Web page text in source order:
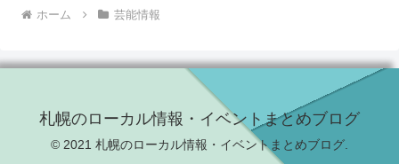
ホーム 芸能情報
札幌のローカル情報・イベントまとめブログ
© 2021 札幌のローカル情報・イベントまとめブログ.